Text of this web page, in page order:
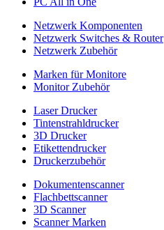
Netzwerk Komponenten
Netzwerk Switches & Router
Netzwerk Zubehör
Marken für Monitore
Monitor Zubehör
Laser Drucker
Tintenstrahldrucker
3D Drucker
Etikettendrucker
Druckerzubehör
Dokumentenscanner
Flachbettscanner
3D Scanner
Scanner Marken